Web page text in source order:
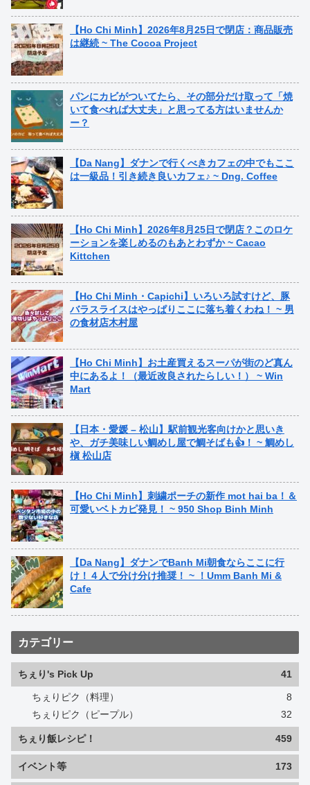
【Ho Chi Minh】2026年8月25日で閉店：商品販売
は継続 ~ The Cocoa Project
パンにカビがついてたら、その部分だけ取って「焼
いて食べれば大丈夫」と思ってる方はいませんか
ー？
【Da Nang】ダナンで行くべきカフェの中でもここ
は一級品！引き続き良いカフェ♪ ~ Dng. Coffee
【Ho Chi Minh】2026年8月25日で閉店？このロケ
ーションを楽しめるのもあとわずか ~ Cacao
Kittchen
【Ho Chi Minh・Capichi】いろいろ試すけど、豚
バラスライスはやっぱりここに落ち着くわね！ ~ 男
の食材店木村屋
【Ho Chi Minh】お土産買えるスーパが街のど真ん
中にあるよ！（最近改良されたらしい！） ~ Win
Mart
【日本・愛媛 – 松山】駅前観光客向けかと思いき
や、ガチ美味しい鯛めし屋で鯛そばも👍！ ~ 鯛めし
槇 松山店
【Ho Chi Minh】刺繍ポーチの新作 mot hai ba！＆
可愛いベトカピ発見！ ~ 950 Shop Binh Minh
【Da Nang】ダナンでBanh Mi朝食ならここに行
け！４人で分け分け推奨！ ~ ！Umm Banh Mi &
Cafe
カテゴリー
ちぇり's Pick Up 41
ちぇりピク（料理）
8
ちぇりピク（ピープル）
32
ちぇり飯レシピ！ 459
イベント等 173